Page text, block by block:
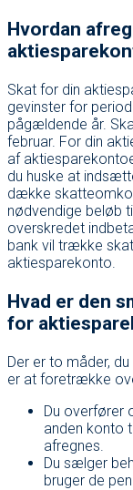
Hvordan
Skat for din
gevinster for
pågældende år.
februar. For din
af
du huske at
dække
nødvendige beløb
overskredet
bank vil trække
aktiesparekonto.
Hvad er den
for
Der er to måder,
er at foretrække
Du overfører
anden konto
afregnes.
Du sælger
bruger de